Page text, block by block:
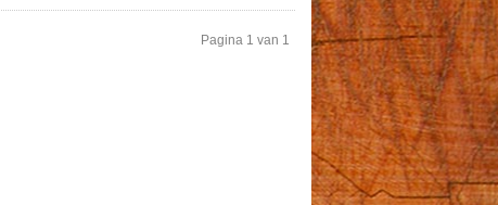
Pagina 1 van 1